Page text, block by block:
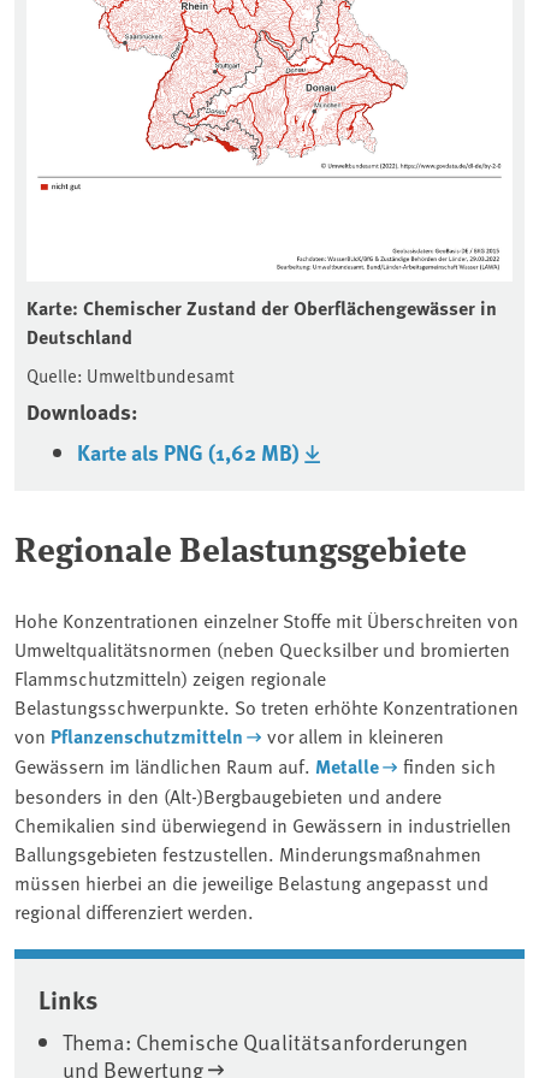
Karte: Chemischer Zustand der Oberflächengewässer in
Deutschland
Quelle: Umweltbundesamt
Downloads:
Karte als PNG (1,62 MB)
Regionale Belastungsgebiete
Hohe Konzentrationen einzelner Stoffe mit Überschreiten von
Umweltqualitätsnormen (neben Quecksilber und bromierten
Flammschutzmitteln) zeigen regionale
Belastungsschwerpunkte. So treten erhöhte Konzentrationen
von Pflanzenschutzmitteln
vor allem in kleineren
Gewässern im ländlichen Raum auf. Metalle
finden sich
besonders in den (Alt-)Bergbaugebieten und andere
Chemikalien sind überwiegend in Gewässern in industriellen
Ballungsgebieten festzustellen. Minderungsmaßnahmen
müssen hierbei an die jeweilige Belastung angepasst und
regional differenziert werden.
Associated content
Links
Thema: Chemische Qualitätsanforderungen
und Bewertung